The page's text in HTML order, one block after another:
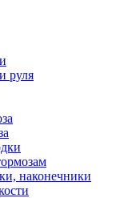
руля
наконечники